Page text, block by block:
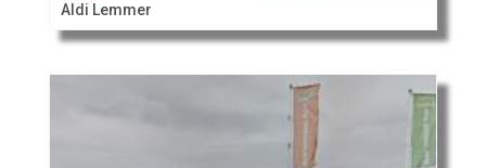
Aldi Lemmer